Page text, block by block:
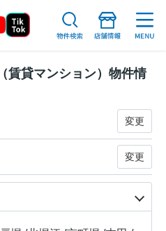
賃貸マンション）物件情
変更
変更